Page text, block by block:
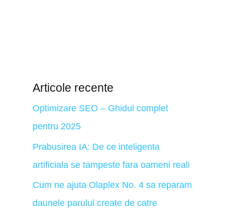
Articole recente
Optimizare SEO – Ghidul complet
pentru 2025
Prabusirea IA: De ce inteligenta
artificiala se tampeste fara oameni reali
Cum ne ajuta Olaplex No. 4 sa reparam
daunele parului create de catre